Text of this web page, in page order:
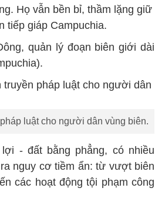
Họ vẫn bền bỉ, thầm lặng giữ
tiếp giáp Campuchia.
quản lý đoạn biên giới dài
luật cho người dân vùng biên.
- đất bằng phẳng, có nhiều
nguy cơ tiềm ẩn: từ vượt biên
các hoạt động tội phạm công